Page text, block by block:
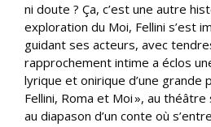
ni doute ? Ça, c’est une autre
exploration du Moi, Fellini s’est
guidant ses acteurs, avec
rapprochement intime a éclos
lyrique et onirique d’une grande
Fellini, Roma et Moi », au
au diapason d’un conte où